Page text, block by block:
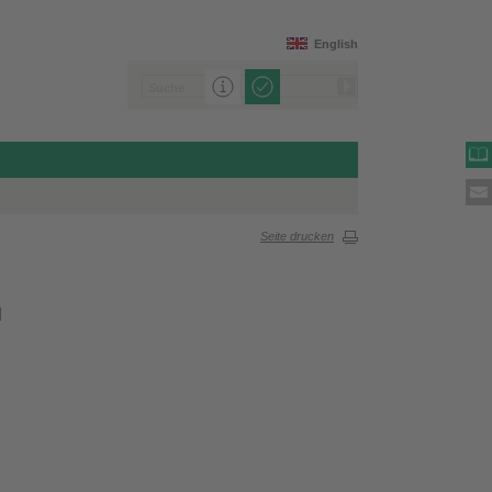
English
Seite drucken